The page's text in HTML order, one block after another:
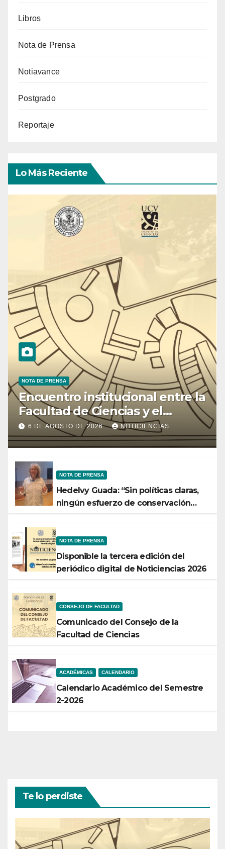
Libros
Nota de Prensa
Notiavance
Postgrado
Reportaje
Lo Más Reciente
NOTA DE PRENSA
Encuentro institucional entre la
Facultad de Ciencias y el
Ministerio de Ciencia y
Tecnología
6 DE AGOSTO DE 2026 NOTICIENCIAS
NOTA DE PRENSA
Hedelvy Guada: “Sin políticas claras,
ningún esfuerzo de conservación
NOTA DE PRENSA
Disponible la tercera edición del
periódico digital de Noticiencias 2026
CONSEJO DE FACULTAD
Comunicado del Consejo de la
Facultad de Ciencias
ACADÉMICAS CALENDARIO
Calendario Académico del Semestre
2-2026
Te lo perdiste